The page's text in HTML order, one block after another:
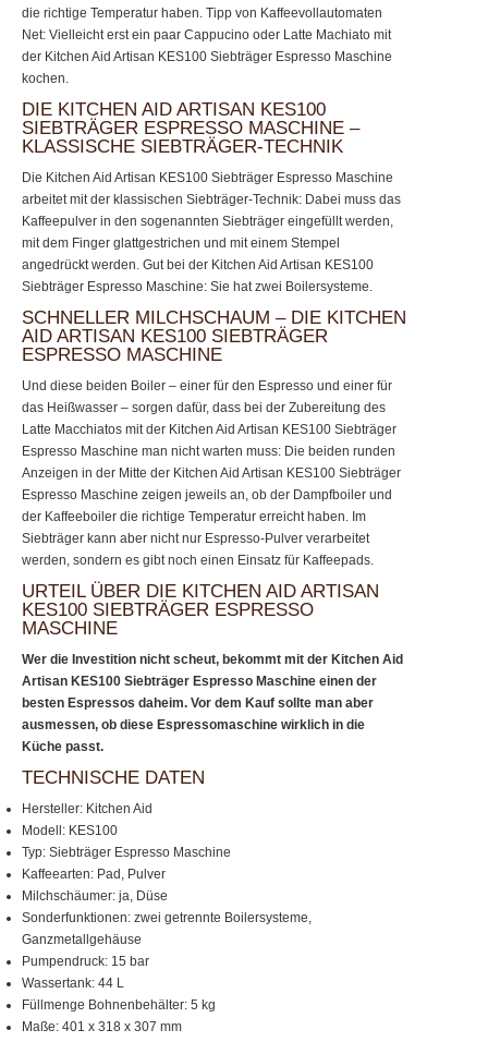
die richtige Temperatur haben. Tipp von Kaffeevollautomaten
Net: Vielleicht erst ein paar Cappucino oder Latte Machiato mit
der Kitchen Aid Artisan KES100 Siebträger Espresso Maschine
kochen.
DIE KITCHEN AID ARTISAN KES100
SIEBTRÄGER ESPRESSO MASCHINE –
KLASSISCHE SIEBTRÄGER-TECHNIK
Die Kitchen Aid Artisan KES100 Siebträger Espresso Maschine
arbeitet mit der klassischen Siebträger-Technik: Dabei muss das
Kaffeepulver in den sogenannten Siebträger eingefüllt werden,
mit dem Finger glattgestrichen und mit einem Stempel
angedrückt werden. Gut bei der Kitchen Aid Artisan KES100
Siebträger Espresso Maschine: Sie hat zwei Boilersysteme.
SCHNELLER MILCHSCHAUM – DIE KITCHEN
AID ARTISAN KES100 SIEBTRÄGER
ESPRESSO MASCHINE
Und diese beiden Boiler – einer für den Espresso und einer für
das Heißwasser – sorgen dafür, dass bei der Zubereitung des
Latte Macchiatos mit der Kitchen Aid Artisan KES100 Siebträger
Espresso Maschine man nicht warten muss: Die beiden runden
Anzeigen in der Mitte der Kitchen Aid Artisan KES100 Siebträger
Espresso Maschine zeigen jeweils an, ob der Dampfboiler und
der Kaffeeboiler die richtige Temperatur erreicht haben. Im
Siebträger kann aber nicht nur Espresso-Pulver verarbeitet
werden, sondern es gibt noch einen Einsatz für Kaffeepads.
URTEIL ÜBER DIE KITCHEN AID ARTISAN
KES100 SIEBTRÄGER ESPRESSO
MASCHINE
Wer die Investition nicht scheut, bekommt mit der Kitchen Aid
Artisan KES100 Siebträger Espresso Maschine einen der
besten Espressos daheim. Vor dem Kauf sollte man aber
ausmessen, ob diese Espressomaschine wirklich in die
Küche passt.
TECHNISCHE DATEN
Hersteller: Kitchen Aid
Modell: KES100
Typ: Siebträger Espresso Maschine
Kaffeearten: Pad, Pulver
Milchschäumer: ja, Düse
Sonderfunktionen: zwei getrennte Boilersysteme,
Ganzmetallgehäuse
Pumpendruck: 15 bar
Wassertank: 44 L
Füllmenge Bohnenbehälter: 5 kg
Maße: 401 x 318 x 307 mm